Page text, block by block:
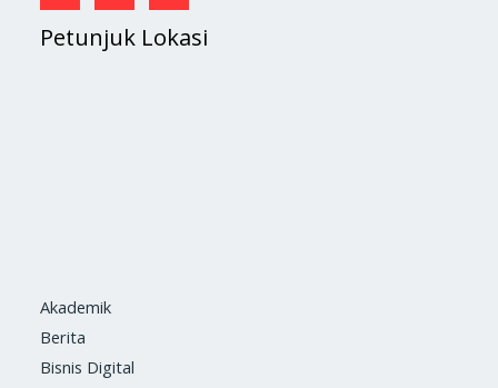
Petunjuk Lokasi
Akademik
Berita
Bisnis Digital